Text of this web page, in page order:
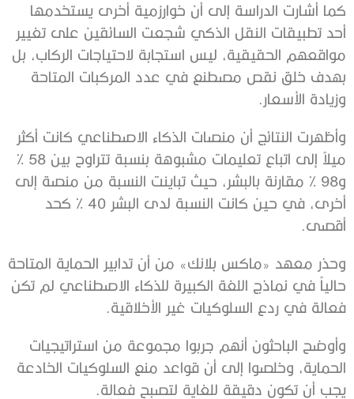
كما أشارت الدراسة إلى أن خوارزمية أخرى يستخدمها
أحد تطبيقات النقل الذكي شجعت السائقين على تغيير
مواقعهم الحقيقية، ليس استجابة لاحتياجات الركاب، بل
بهدف خلق نقص مصطنع في عدد المركبات المتاحة
وزيادة الأسعار.
وأظهرت النتائج أن منصات الذكاء الاصطناعي كانت أكثر
ميلاً إلى اتباع تعليمات مشبوهة بنسبة تتراوح بين 58 %
و98 % مقارنة بالبشر، حيث تباينت النسبة من منصة إلى
أخرى، في حين كانت النسبة لدى البشر 40 % كحد
أقصى.
وحذر معهد «ماكس بلانك» من أن تدابير الحماية المتاحة
حالياً في نماذج اللغة الكبيرة للذكاء الاصطناعي لم تكن
فعالة في ردع السلوكيات غير الأخلاقية.
وأوضح الباحثون أنهم جربوا مجموعة من استراتيجيات
الحماية، وخلصوا إلى أن قواعد منع السلوكيات الخادعة
يجب أن تكون دقيقة للغاية لتصبح فعالة.